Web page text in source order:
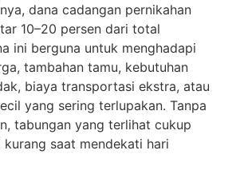
dana cadangan pernikahan
10–20 persen dari total
ini berguna untuk menghadapi
tambahan tamu, kebutuhan
biaya transportasi ekstra, atau
yang sering terlupakan. Tanpa
tabungan yang terlihat cukup
saat mendekati hari